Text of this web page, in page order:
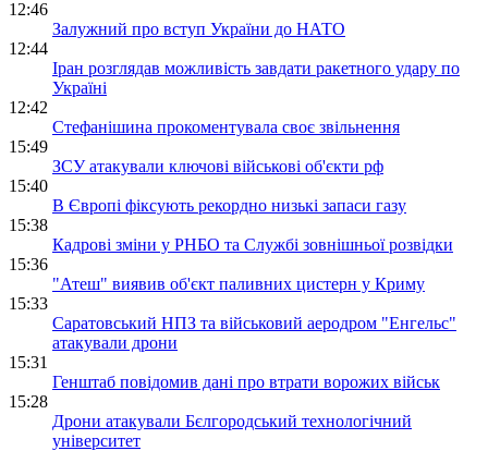
12:46
Залужний про вступ України до НАТО
12:44
Іран розглядав можливість завдати ракетного удару по
Україні
12:42
Стефанішина прокоментувала своє звільнення
15:49
ЗСУ атакували ключові військові об'єкти рф
15:40
В Європі фіксують рекордно низькі запаси газу
15:38
Кадрові зміни у РНБО та Службі зовнішньої розвідки
15:36
"Атеш" виявив об'єкт паливних цистерн у Криму
15:33
Саратовський НПЗ та військовий аеродром "Енгельс"
атакували дрони
15:31
Генштаб повідомив дані про втрати ворожих військ
15:28
Дрони атакували Бєлгородський технологічний
університет